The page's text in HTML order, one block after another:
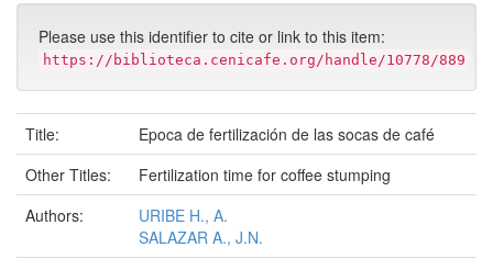
Please use this identifier to cite or link to this item:
https://biblioteca.cenicafe.org/handle/10778/889
Title:
Epoca de fertilización de las socas de café
Other Titles:
Fertilization time for coffee stumping
Authors:
URIBE H., A.
SALAZAR A., J.N.